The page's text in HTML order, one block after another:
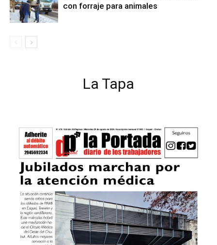
con forraje para animales
La Tapa